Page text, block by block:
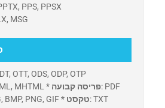
PPS, PPSX
MSG
OTT, ODS, ODP, OTP
MHTML * פריסה קבועה: PDF
BMP, PNG, GIF * טקסט: TXT